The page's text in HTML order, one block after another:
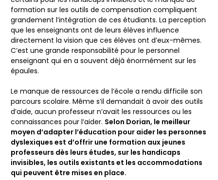
formation sur les outils de compensation compliquent
grandement l’intégration de ces étudiants. La perception
que les enseignants ont de leurs élèves influence
directement la vision que ces élèves ont d’eux-mêmes.
C’est une grande responsabilité pour le personnel
enseignant qui en a souvent déjà énormément sur les
épaules.
Le manque de ressources de l’école a rendu difficile son
parcours scolaire. Même s’il demandait à avoir des outils
d’aide, aucun professeur n’avait les ressources ou les
connaissances pour l’aider. Selon Dorian, le meilleur
moyen d’adapter l’éducation pour aider les personnes
dyslexiques est d’offrir une formation aux jeunes
professeurs dès leurs études, sur les handicaps
invisibles, les outils existants et les accommodations
qui peuvent être mises en place.